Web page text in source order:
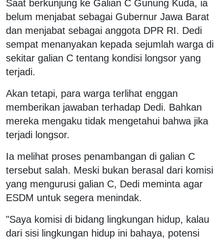
Saat berkunjung ke Galian C Gunung Kuda, ia
belum menjabat sebagai Gubernur Jawa Barat
dan menjabat sebagai anggota DPR RI. Dedi
sempat menanyakan kepada sejumlah warga di
sekitar galian C tentang kondisi longsor yang
terjadi.
Akan tetapi, para warga terlihat enggan
memberikan jawaban terhadap Dedi. Bahkan
mereka mengaku tidak mengetahui bahwa jika
terjadi longsor.
Ia melihat proses penambangan di galian C
tersebut salah. Meski bukan berasal dari komisi
yang mengurusi galian C, Dedi meminta agar
ESDM untuk segera menindak.
"Saya komisi di bidang lingkungan hidup, kalau
dari sisi lingkungan hidup ini bahaya, potensi